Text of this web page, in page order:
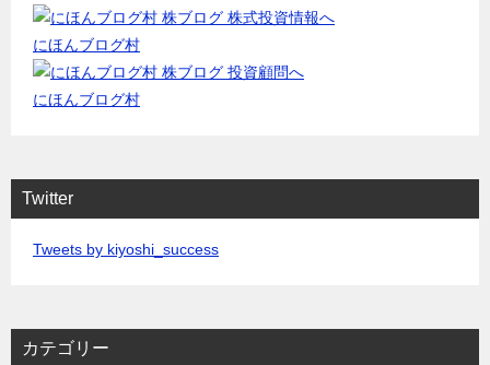
にほんブログ村
にほんブログ村
Twitter
Tweets by kiyoshi_success
カテゴリー